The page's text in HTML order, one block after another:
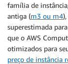
família de
antiga (m3 ou m4
superestimada
que o AWS
otimizados para
preço de instância